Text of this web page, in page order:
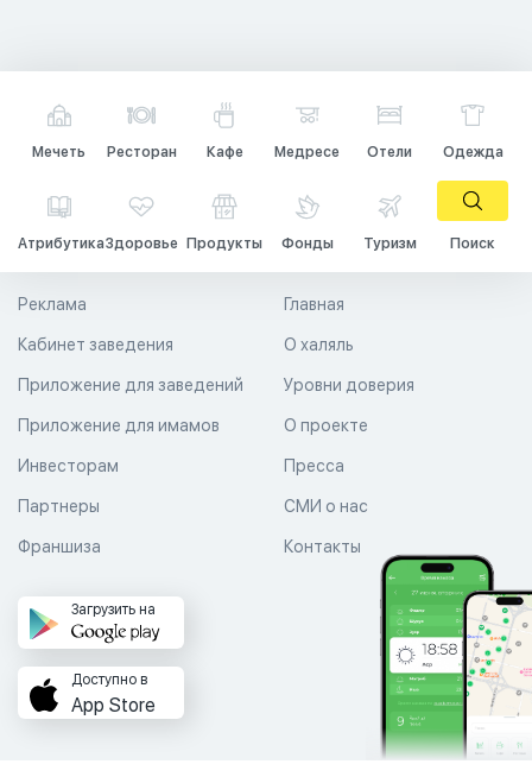
Мечеть Ресторан Кафе Медресе Отели Одежда
АтрибутикаЗдоровье Продукты Фонды Туризм Поиск
Главная
О халяль
Уровни доверия
Реклама
Кабинет заведения
Приложение для заведений
Приложение для имамов О проекте
Пресса
СМИ о нас
Контакты
Инвесторам
Партнеры
Франшиза
Загрузить на
Доступно в
App Store